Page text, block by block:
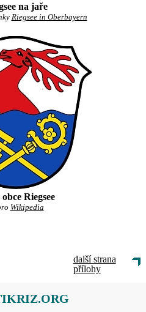
na jaře
Riegsee in Oberbayern
Riegsee
Wikipedia
další strana
přílohy